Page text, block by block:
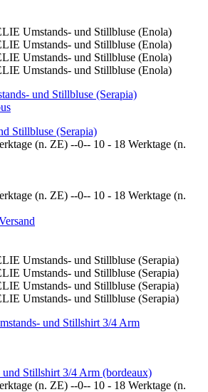
Stillbluse (Serapia)
10 - 18 Werktage (n.
10 - 18 Werktage (n.
Stillshirt 3/4 Arm (bordeaux)
10 - 18 Werktage (n.